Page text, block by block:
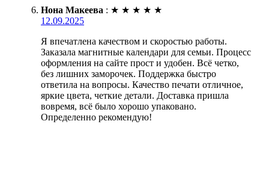
Нона Макеева : ★ ★ ★ ★ ★
12.09.2025
Я впечатлена качеством и скоростью работы.
Заказала магнитные календари для семьи. Процесс
оформления на сайте прост и удобен. Всё четко,
без лишних заморочек. Поддержка быстро
ответила на вопросы. Качество печати отличное,
яркие цвета, четкие детали. Доставка пришла
вовремя, всё было хорошо упаковано.
Определенно рекомендую!